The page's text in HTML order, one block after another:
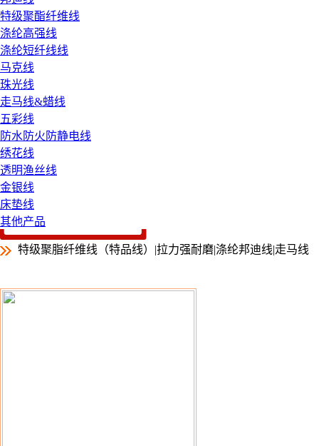
特级聚酯纤维线
涤纶高强线
涤纶短纤线线
马克线
珠光线
走马线&蜡线
五彩线
防水防火防静电线
绣花线
透明渔丝线
金银线
床垫线
其他产品
特级聚脂纤维线（特品线）|拉力强耐磨|涤纶邦迪线|走马线